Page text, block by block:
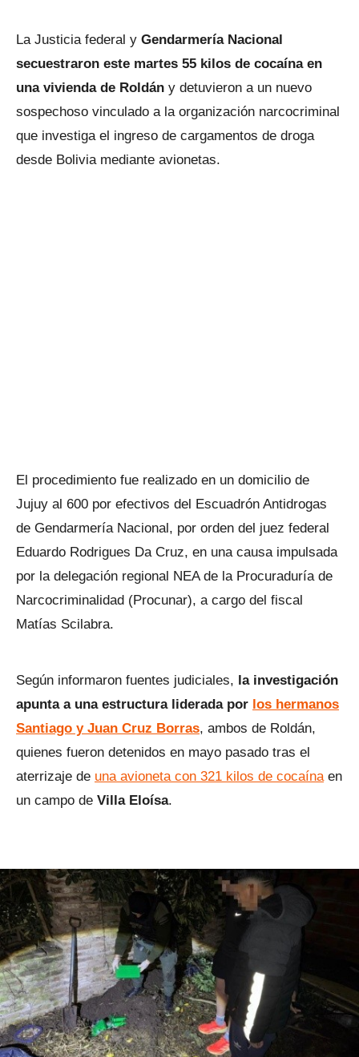
La Justicia federal y Gendarmería Nacional
secuestraron este martes 55 kilos de cocaína en
una vivienda de Roldán y detuvieron a un nuevo
sospechoso vinculado a la organización narcocriminal
que investiga el ingreso de cargamentos de droga
desde Bolivia mediante avionetas.
El procedimiento fue realizado en un domicilio de
Jujuy al 600 por efectivos del Escuadrón Antidrogas
de Gendarmería Nacional, por orden del juez federal
Eduardo Rodrigues Da Cruz, en una causa impulsada
por la delegación regional NEA de la Procuraduría de
Narcocriminalidad (Procunar), a cargo del fiscal
Matías Scilabra.
Según informaron fuentes judiciales, la investigación
apunta a una estructura liderada por los hermanos
Santiago y Juan Cruz Borras, ambos de Roldán,
quienes fueron detenidos en mayo pasado tras el
aterrizaje de una avioneta con 321 kilos de cocaínaen
un campo de Villa Eloísa.